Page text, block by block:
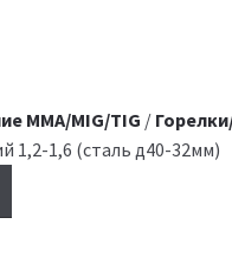
MMA/MIG/TIG /
1,2-1,6 (сталь д40-32мм)